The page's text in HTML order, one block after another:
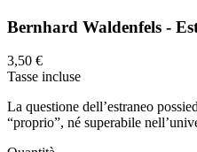
Bernhard Waldenfels -
3,50 €
Tasse incluse
La questione dell’estraneo
“proprio”, né superabile